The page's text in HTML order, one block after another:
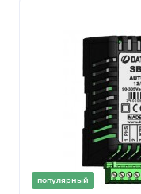
популярный